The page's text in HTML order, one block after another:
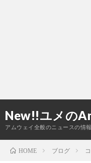
New!!ユメの
アムウェイ全般のニュースの情
HOME ブログ